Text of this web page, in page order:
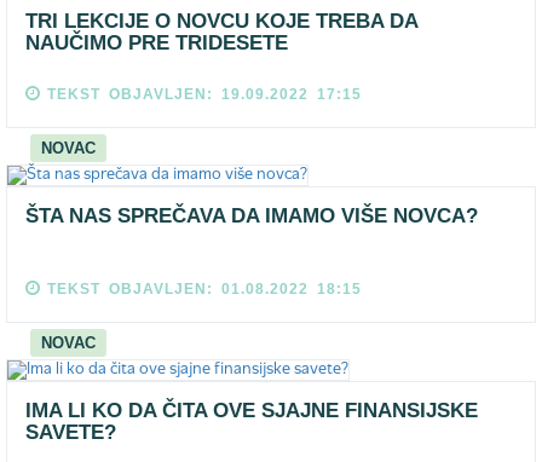
TRI LEKCIJE O NOVCU KOJE TREBA DA
NAUČIMO PRE TRIDESETE
TEKST OBJAVLJEN: 19.09.2022 17:15
NOVAC
ŠTA NAS SPREČAVA DA IMAMO VIŠE NOVCA?
TEKST OBJAVLJEN: 01.08.2022 18:15
NOVAC
IMA LI KO DA ČITA OVE SJAJNE FINANSIJSKE
SAVETE?